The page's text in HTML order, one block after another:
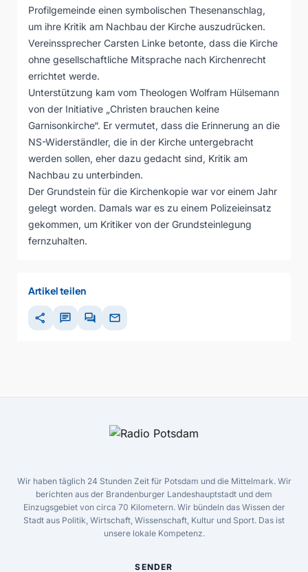
Profilgemeinde einen symbolischen Thesenanschlag,
um ihre Kritik am Nachbau der Kirche auszudrücken.
Vereinssprecher Carsten Linke betonte, dass die Kirche
ohne gesellschaftliche Mitsprache nach Kirchenrecht
errichtet werde.
Unterstützung kam vom Theologen Wolfram Hülsemann
von der Initiative „Christen brauchen keine
Garnisonkirche“. Er vermutet, dass die Erinnerung an die
NS-Widerständler, die in der Kirche untergebracht
werden sollen, eher dazu gedacht sind, Kritik am
Nachbau zu unterbinden.
Der Grundstein für die Kirchenkopie war vor einem Jahr
gelegt worden. Damals war es zu einem Polizeieinsatz
gekommen, um Kritiker von der Grundsteinlegung
fernzuhalten.
Artikel teilen
share chat forum mail
Wir haben täglich 24 Stunden Zeit für Potsdam und die Mittelmark. Wir
berichten aus der Brandenburger Landeshauptstadt und dem
Einzugsgebiet von circa 70 Kilometern. Wir bündeln das Wissen der
Stadt aus Politik, Wirtschaft, Wissenschaft, Kultur und Sport. Das ist
unsere lokale Kompetenz.
SENDER